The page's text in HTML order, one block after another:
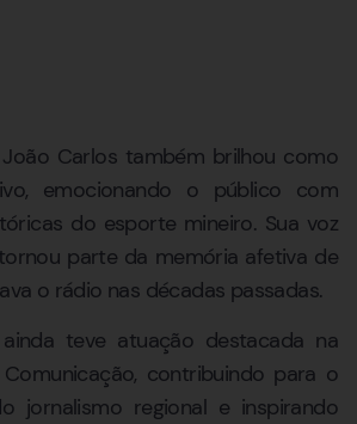
Carlos também brilhou como
emocionando o público com
do esporte mineiro. Sua voz
parte da memória afetiva de
o rádio nas décadas passadas.
teve atuação destacada na
contribuindo para o
jornalismo regional e inspirando